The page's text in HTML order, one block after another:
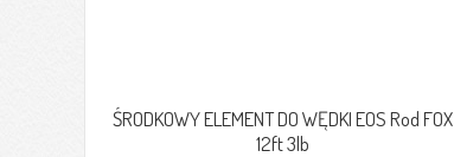
ŚRODKOWY ELEMENT DO WĘDKI EOS Rod FOX
12ft 3lb